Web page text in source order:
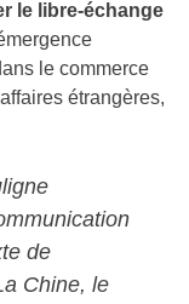
le libre-échange
le commerce
étrangères,
de
Chine, le